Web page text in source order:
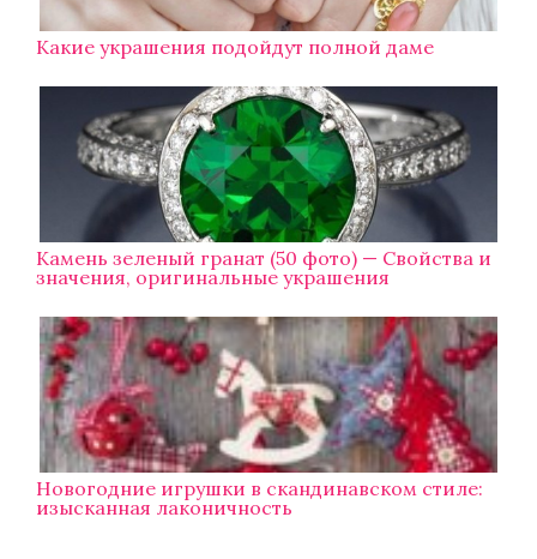
Какие украшения подойдут полной даме
Камень зеленый гранат (50 фото) — Свойства и
значения, оригинальные украшения
Новогодние игрушки в скандинавском стиле:
изысканная лаконичность